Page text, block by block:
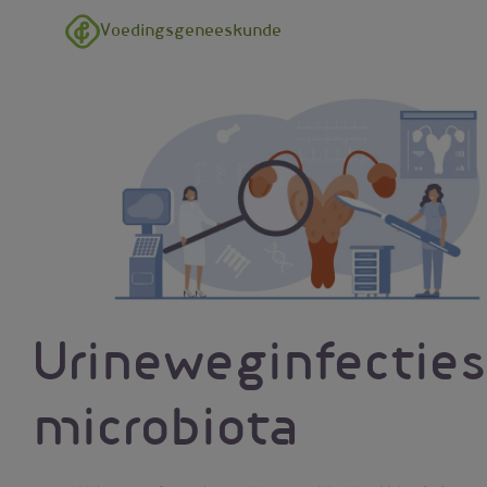
Overslaan en naar de inhoud gaan
Voedingsgeneeskunde
microbiota